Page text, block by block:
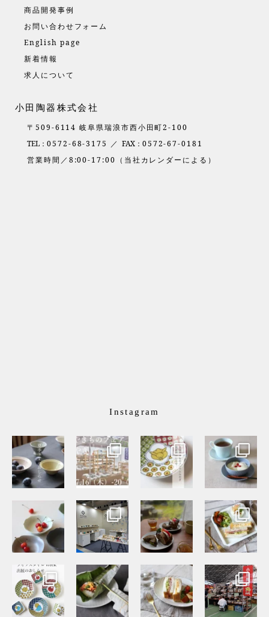
商品開発事例
お問い合わせフォーム
English page
新着情報
求人について
小田陶器株式会社
〒509-6114 岐阜県瑞浪市西小田町2-100
TEL： 0572-68-3175 ／ FAX： 0572-67-0181
営業時間／8:00-17:00（当社カレンダーによる）
Instagram